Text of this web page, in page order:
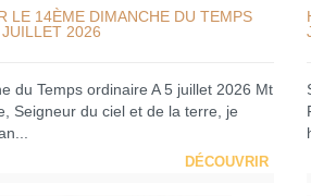
LE 14ÈME DIMANCHE DU TEMPS
2026
du Temps ordinaire A 5 juillet 2026 Mt
Seigneur du ciel et de la terre, je
DÉCOUVRIR